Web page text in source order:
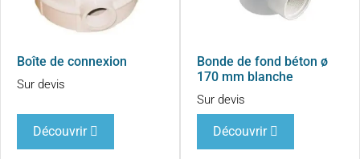
Boîte de connexion
Sur devis
Découvrir
Bonde de fond béton ø
170 mm blanche
Sur devis
Découvrir